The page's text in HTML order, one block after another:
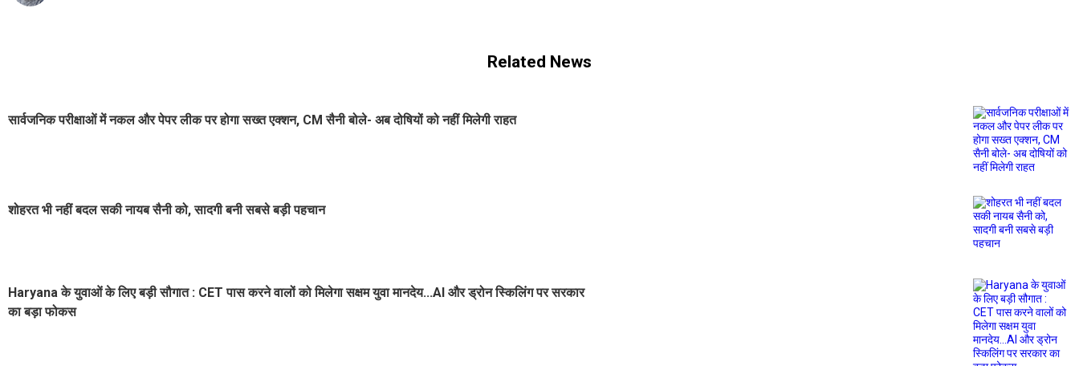
Related News
सार्वजनिक परीक्षाओं में नकल और पेपर लीक पर होगा सख्त एक्शन, CM सैनी बोले- अब दोषियों को नहीं मिलेगी राहत
शोहरत भी नहीं बदल सकी नायब सैनी को, सादगी बनी सबसे बड़ी पहचान
Haryana के युवाओं के लिए बड़ी सौगात : CET पास करने वालों को मिलेगा सक्षम युवा मानदेय...AI और ड्रोन स्किलिंग पर सरकार
का बड़ा फोकस